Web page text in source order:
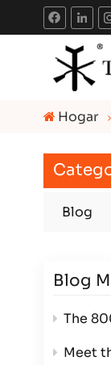
Hogar
Blog
Blog
The 800W Dual-
Meet the